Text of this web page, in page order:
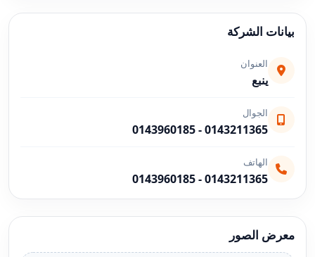
بيانات الشركة
العنوان
ينبع
الجوال
0143211365
-
0143960185
الهاتف
0143211365
-
0143960185
معرض الصور